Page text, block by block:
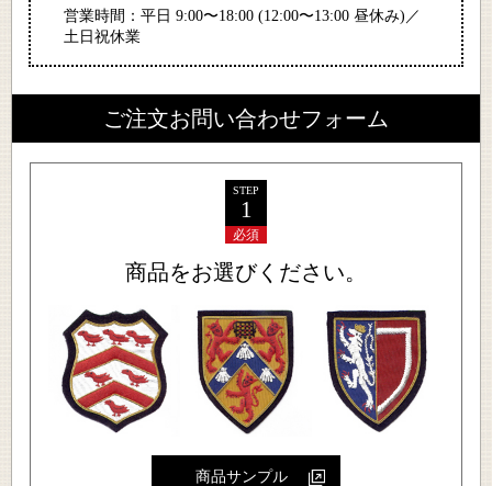
営業時間：平日 9:00〜18:00 (12:00〜13:00 昼休み)／
土日祝休業
ご注文お問い合わせフォーム
STEP
1
必須
商品をお選びください。
商品サンプル